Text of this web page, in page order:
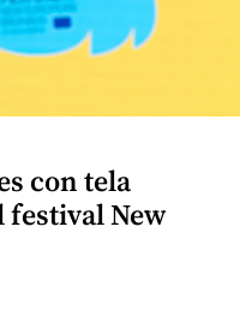
con tela
New